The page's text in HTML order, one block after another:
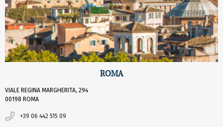
ROMA
VIALE REGINA MARGHERITA, 294
00198 ROMA
+39 06 442 515 09